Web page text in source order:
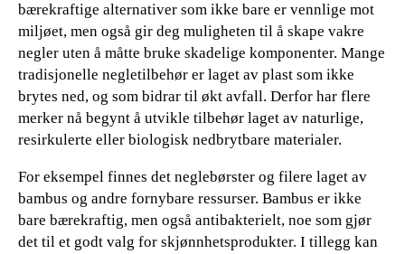
bærekraftige alternativer som ikke bare er vennlige mot
miljøet, men også gir deg muligheten til å skape vakre
negler uten å måtte bruke skadelige komponenter. Mange
tradisjonelle negletilbehør er laget av plast som ikke
brytes ned, og som bidrar til økt avfall. Derfor har flere
merker nå begynt å utvikle tilbehør laget av naturlige,
resirkulerte eller biologisk nedbrytbare materialer.
For eksempel finnes det neglebørster og filere laget av
bambus og andre fornybare ressurser. Bambus er ikke
bare bærekraftig, men også antibakterielt, noe som gjør
det til et godt valg for skjønnhetsprodukter. I tillegg kan